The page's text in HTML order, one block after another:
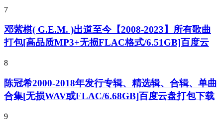
7
邓紫棋( G.E.M. )出道至今【2008-2023】所有歌曲
打包[高品质MP3+无损FLAC格式/6.51GB]百度云
8
陈冠希2000-2018年发行专辑、精选辑、合辑、单曲
合集[无损WAV或FLAC/6.68GB]百度云盘打包下载
9